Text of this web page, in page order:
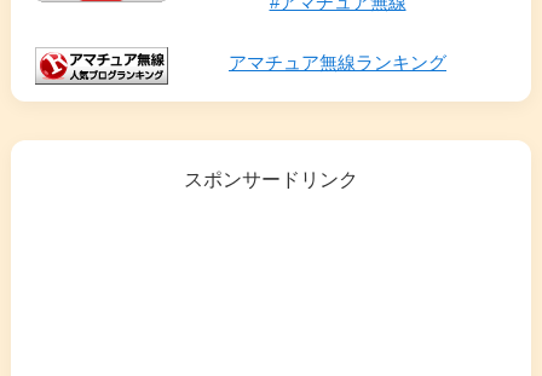
アマチュア無線ランキング
スポンサードリンク